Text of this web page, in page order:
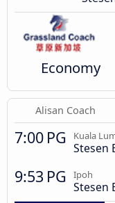
Economy
Alisan Coach
7:00 PG Kuala
Stesen
9:53 PG Ipoh
Stesen